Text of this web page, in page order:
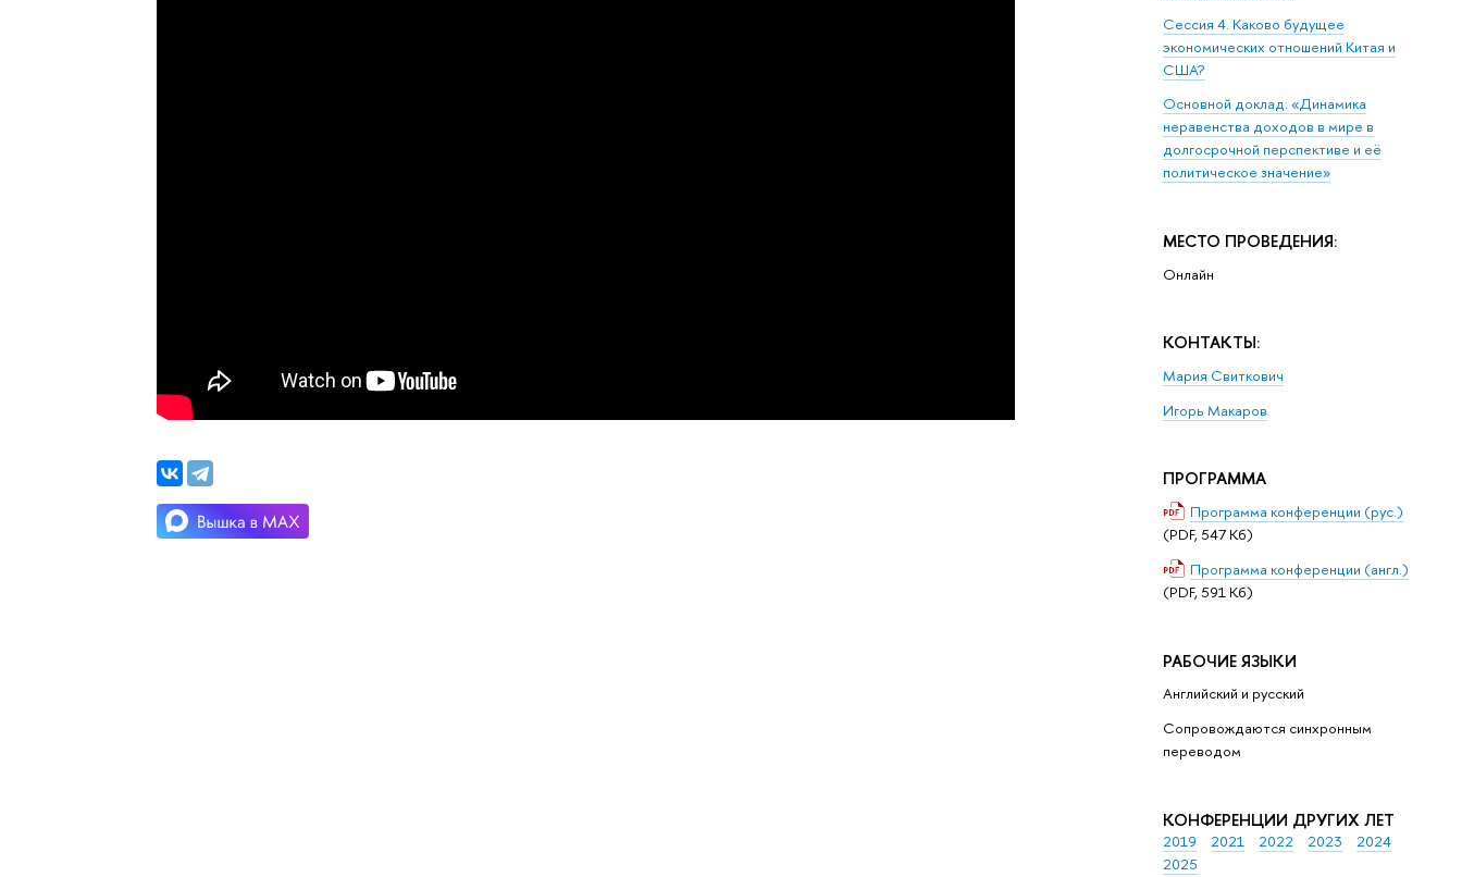
Сессия 4. Каково будущее
экономических отношений Китая и
США?
Основной доклад: «Динамика
неравенства доходов в мире в
долгосрочной перспективе и её
политическое значение»
МЕСТО ПРОВЕДЕНИЯ:
Онлайн
КОНТАКТЫ:
Мария Свиткович
Игорь Макаров
ПРОГРАММА
Программа конференции (рус.)
(PDF, 547 Кб)
Программа конференции (англ.)
(PDF, 591 Кб)
РАБОЧИЕ ЯЗЫКИ
Английский и русский
Сопровождаются синхронным
переводом
КОНФЕРЕНЦИИ ДРУГИХ ЛЕТ
2019 2021 2022 2023
2024
2025